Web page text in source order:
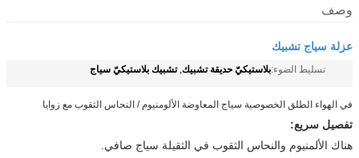
وصف
عزلة سياج تشبيك
تسليط الضوء:بلاستيكيّ حديقة تشبيك,تشبيك بلاستيكيّ سياج
في الهواء الطلق الخصوصية سياج المعاوضة الألومنيوم / النحاس الثقوب مع زوايا
تفصيل سريع:
هناك الألمنيوم والنحاس الثقوب في الثقيلة سياج صافي.